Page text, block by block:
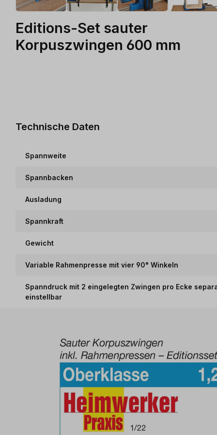
Editions-Set sauter
Korpuszwingen 600 mm
Technische Daten
Spannweite
Spannbacken
Ausladung
Spannkraft
Gewicht
Variable Rahmenpresse mit vier 90° Winkeln
Spanndruck mit 2 eingelegten Zwingen pro Ecke
einstellbar